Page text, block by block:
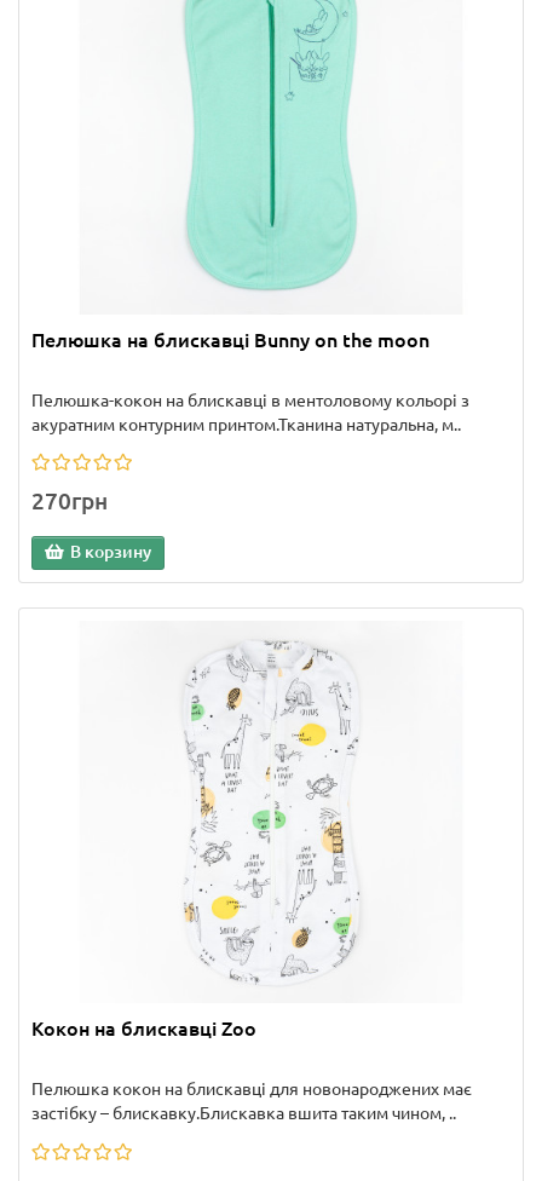
Пелюшка на блискавці Bunny on the moon
Пелюшка-кокон на блискавці в ментоловому кольорі з
акуратним контурним принтом.Тканина натуральна, м..
270грн
В корзину
Кокон на блискавці Zoo
Пелюшка кокон на блискавці для новонароджених має
застібку – блискавку.Блискавка вшита таким чином, ..